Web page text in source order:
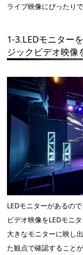
ライブ映像にぴったりで
1-3.LEDモニター
ジックビデオ映像
LEDモニターがあるの
ビデオ映像をLEDモニ
大きなモニターに映し
た観点で確認することが